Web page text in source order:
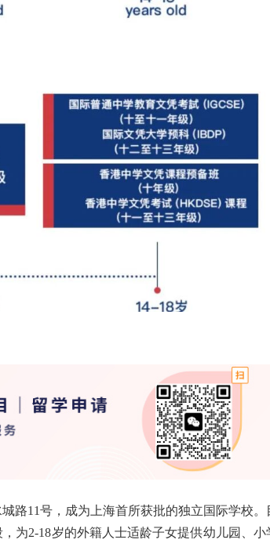
路11号，成为上海首所获批的独立国际学校。
为2-18岁的外籍人士适龄子女提供幼儿园、小